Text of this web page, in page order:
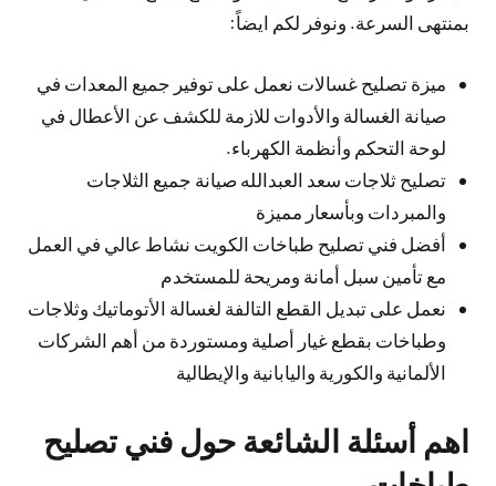
بمنتهى السرعة. ونوفر لكم ايضاً:
ميزة تصليح غسالات نعمل على توفير جميع المعدات في
صيانة الغسالة والأدوات للازمة للكشف عن الأعطال في
لوحة التحكم وأنظمة الكهرباء.
تصليح ثلاجات سعد العبدالله صيانة جميع الثلاجات
والمبردات وبأسعار مميزة
أفضل فني تصليح طباخات الكويت نشاط عالي في العمل
مع تأمين سبل أمانة ومريحة للمستخدم
نعمل على تبديل القطع التالفة لغسالة الأتوماتيك وثلاجات
وطباخات بقطع غيار أصلية ومستوردة من أهم الشركات
الألمانية والكورية واليابانية والإيطالية
اهم أسئلة الشائعة حول فني تصليح